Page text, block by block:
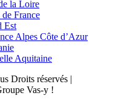
la Loire
France
Est
Alpes Côte d’Azur
Aquitaine
Droits réservés |
Vas-y !